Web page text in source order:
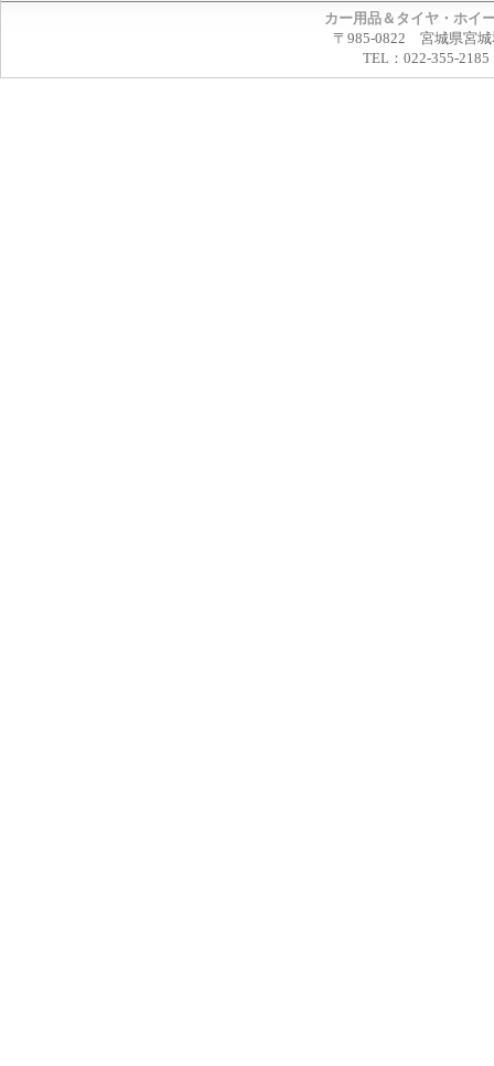
カー用品＆タイヤ・ホイ
〒985-0822 宮城県宮城
TEL：022-355-